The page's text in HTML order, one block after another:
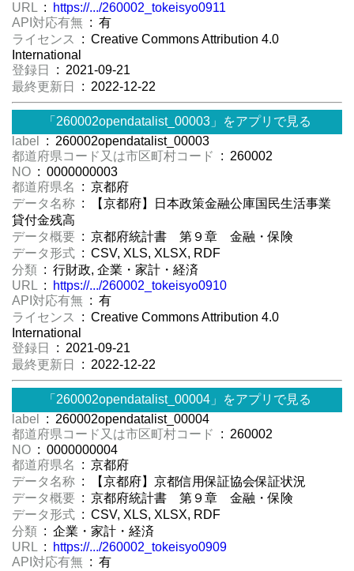
URL :
https://.../260002_tokeisyo0911
API対応有無 : 有
ライセンス
: Creative Commons Attribution 4.0
International
登録日
: 2021-09-21
最終更新日
: 2022-12-22
「260002opendatalist_00003」をアプリで見る
label
: 260002opendatalist_00003
都道府県コード又は市区町村コード
: 260002
NO : 0000000003
都道府県名
: 京都府
データ名称 : 【京都府】日本政策金融公庫国民生活事業
貸付金残高
データ概要 : 京都府統計書 第９章 金融・保険
データ形式 : CSV, XLS, XLSX, RDF
分類 : 行財政, 企業・家計・経済
URL :
https://.../260002_tokeisyo0910
API対応有無 : 有
ライセンス
: Creative Commons Attribution 4.0
International
登録日
: 2021-09-21
最終更新日
: 2022-12-22
「260002opendatalist_00004」をアプリで見る
label
: 260002opendatalist_00004
都道府県コード又は市区町村コード
: 260002
NO : 0000000004
都道府県名
: 京都府
データ名称 : 【京都府】京都信用保証協会保証状況
データ概要 : 京都府統計書 第９章 金融・保険
データ形式 : CSV, XLS, XLSX, RDF
分類 : 企業・家計・経済
URL :
https://.../260002_tokeisyo0909
API対応有無 : 有